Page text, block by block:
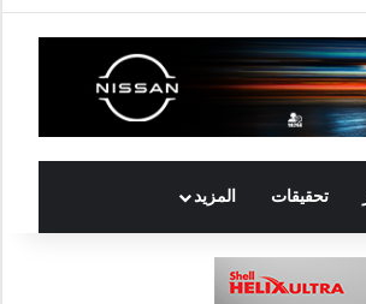
تحقيقات المزيد